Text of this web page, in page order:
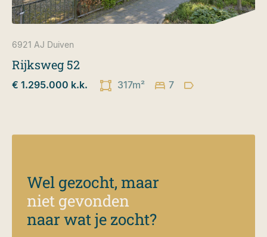
6921 AJ Duiven
Rijksweg 52
€ 1.295.000 k.k. 317m² 7
Wel gezocht, maar
niet gevonden
naar wat je zocht?